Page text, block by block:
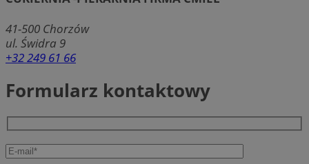
41-500 Chorzów
ul. Świdra 9
+32 249 61 66
Formularz kontaktowy